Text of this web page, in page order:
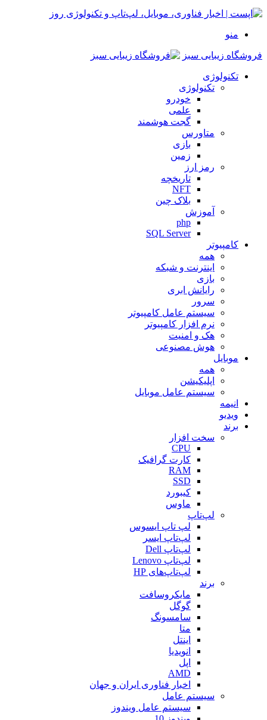
منو
فروشگاه زیبایی سبز
تکنولوژی
تکنولوژی
خودرو
علمی
گجت هوشمند
متاورس
بازی
زمین
رمز ارز
تاریخچه
NFT
بلاک چین
آموزش
php
SQL Server
کامپیوتر
همه
اینترنت و شبکه
بازی
رایانش ابری
سرور
سیستم عامل کامپیوتر
نرم افزار کامپیوتر
هک و امنیت
هوش مصنوعی
موبایل
همه
اپلیکیشن
سیستم عامل موبایل
انیمه
ویدیو
برند
سخت افزار
CPU
کارت گرافیک
RAM
SSD
کیبورد
ماوس
لپ‌تاپ
لپ تاپ ایسوس
لپ‌تاپ ایسر
لپ‌تاپ Dell
لپ‌تاپ Lenovo
لپ‌تاپ‌های HP
برند
مایکروسافت
گوگل
سامسونگ
متا
اینتل
انویدیا
اپل
AMD
اخبار فناوری ایران و جهان
سیستم عامل
سیستم عامل ویندوز